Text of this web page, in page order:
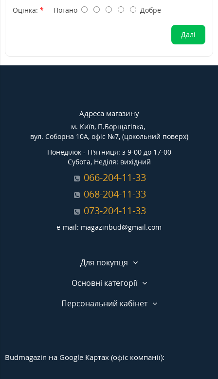
Оцінка: Погано Добре
Далі
Адреса магазину
м. Київ, П.Борщагівка,
вул. Соборна 10А, офіс №7, (цокольний поверх)
Понеділок - П'ятниця: з 9-00 до 17-00
Субота, Неділя: вихідний
066-204-11-33
068-204-11-33
073-204-11-33
e-mail: magazinbud@gmail.com
Для покупця
Основні категорії
Персональний кабінет
Budmagazin на Google Картах (офіс компанії):